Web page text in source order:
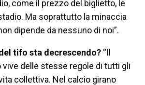
come il prezzo del biglietto, le
Ma soprattutto la minaccia
dipende da nessuno di noi”.
tifo sta decrescendo? “Il
vive delle stesse regole di tutti gli
collettiva. Nel calcio girano